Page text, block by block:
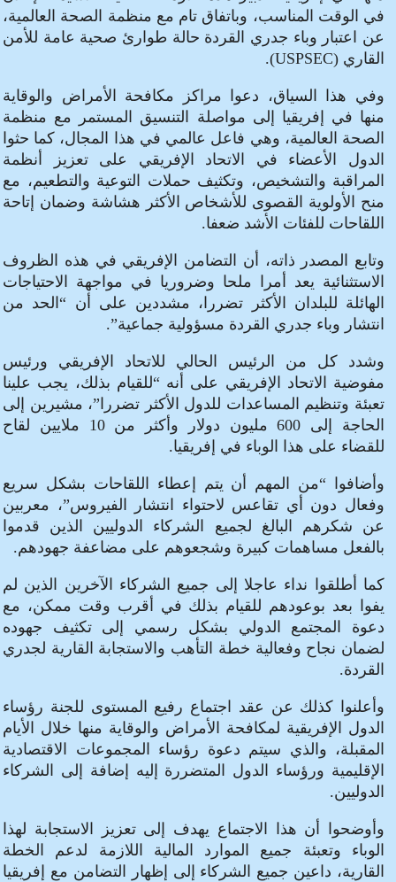
في الوقت المناسب، وباتفاق تام مع منظمة الصحة العالمية،
عن اعتبار وباء جدري القردة حالة طوارئ صحية عامة للأمن
القاري (USPSEC).
وفي هذا السياق، دعوا مراكز مكافحة الأمراض والوقاية
منها في إفريقيا إلى مواصلة التنسيق المستمر مع منظمة
الصحة العالمية، وهي فاعل عالمي في هذا المجال، كما حثوا
الدول الأعضاء في الاتحاد الإفريقي على تعزيز أنظمة
المراقبة والتشخيص، وتكثيف حملات التوعية والتطعيم، مع
منح الأولوية القصوى للأشخاص الأكثر هشاشة وضمان إتاحة
اللقاحات للفئات الأشد ضعفا.
وتابع المصدر ذاته، أن التضامن الإفريقي في هذه الظروف
الاستثنائية يعد أمرا ملحا وضروريا في مواجهة الاحتياجات
الهائلة للبلدان الأكثر تضررا، مشددين على أن “الحد من
انتشار وباء جدري القردة مسؤولية جماعية”.
وشدد كل من الرئيس الحالي للاتحاد الإفريقي ورئيس
مفوضية الاتحاد الإفريقي على أنه “للقيام بذلك، يجب علينا
تعبئة وتنظيم المساعدات للدول الأكثر تضررا”، مشيرين إلى
الحاجة إلى 600 مليون دولار وأكثر من 10 ملايين لقاح
للقضاء على هذا الوباء في إفريقيا.
وأضافوا “من المهم أن يتم إعطاء اللقاحات بشكل سريع
وفعال دون أي تقاعس لاحتواء انتشار الفيروس”، معربين
عن شكرهم البالغ لجميع الشركاء الدوليين الذين قدموا
بالفعل مساهمات كبيرة وشجعوهم على مضاعفة جهودهم.
كما أطلقوا نداء عاجلا إلى جميع الشركاء الآخرين الذين لم
يفوا بعد بوعودهم للقيام بذلك في أقرب وقت ممكن، مع
دعوة المجتمع الدولي بشكل رسمي إلى تكثيف جهوده
لضمان نجاح وفعالية خطة التأهب والاستجابة القارية لجدري
القردة.
وأعلنوا كذلك عن عقد اجتماع رفيع المستوى للجنة رؤساء
الدول الإفريقية لمكافحة الأمراض والوقاية منها خلال الأيام
المقبلة، والذي سيتم دعوة رؤساء المجموعات الاقتصادية
الإقليمية ورؤساء الدول المتضررة إليه إضافة إلى الشركاء
الدوليين.
وأوضحوا أن هذا الاجتماع يهدف إلى تعزيز الاستجابة لهذا
الوباء وتعبئة جميع الموارد المالية اللازمة لدعم الخطة
القارية، داعين جميع الشركاء إلى إظهار التضامن مع إفريقيا